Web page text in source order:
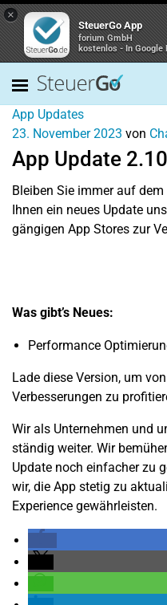
×
SteuerGo App
forium GmbH
kostenlos - In Google
App Updates
23. November 2023 von
App Update
Bleiben Sie immer auf
Ihnen ein neues Update
gängigen App Stores zur
Was gibt’s Neues:
Performance
Lade diese Version, um
Verbesserungen zu
Wir als Unternehmen und
ständig weiter. Wir
Update noch einfacher zu
wir, die App stetig zu
Experience gewährleisten.